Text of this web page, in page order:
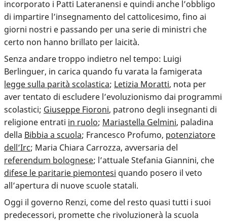
incorporato i Patti Lateranensi e quindi anche l’obbligo
di impartire l’insegnamento del cattolicesimo, fino ai
giorni nostri e passando per una serie di ministri che
certo non hanno brillato per laicità.
Senza andare troppo indietro nel tempo: Luigi
Berlinguer, in carica quando fu varata la famigerata
legge sulla parità scolastica; Letizia Moratti, nota per
aver tentato di escludere l’evoluzionismo dai programmi
scolastici; Giuseppe Fioroni, patrono degli insegnanti di
religione entrati in ruolo; Mariastella Gelmini, paladina
della Bibbia a scuola; Francesco Profumo, potenziatore
dell’Irc; Maria Chiara Carrozza, avversaria del
referendum bolognese; l’attuale Stefania Giannini, che
difese le paritarie piemontesi quando posero il veto
all’apertura di nuove scuole statali.
Oggi il governo Renzi, come del resto quasi tutti i suoi
predecessori, promette che rivoluzionerà la scuola